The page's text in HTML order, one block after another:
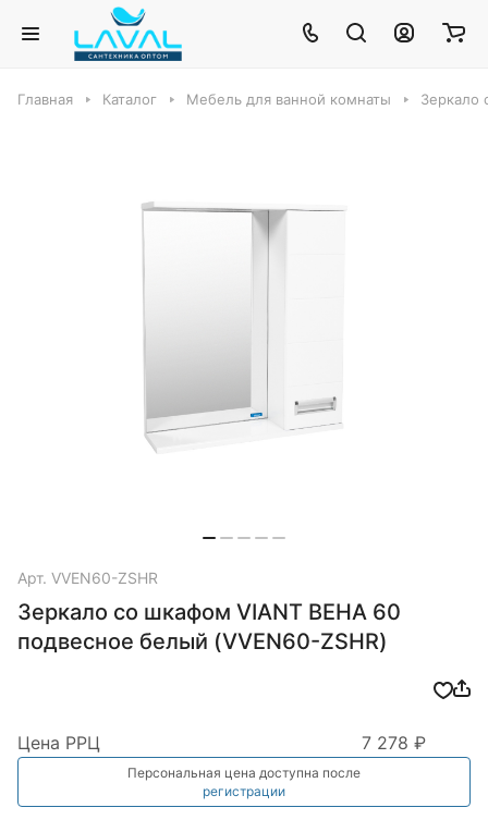
Главная Каталог Мебель для ванной комнаты Зеркало
Арт. VVEN60-ZSHR
Зеркало со шкафом VIANT ВЕНА 60
подвесное белый (VVEN60-ZSHR)
Цена РРЦ 7 278 ₽
Персональная цена доступна после
регистрации